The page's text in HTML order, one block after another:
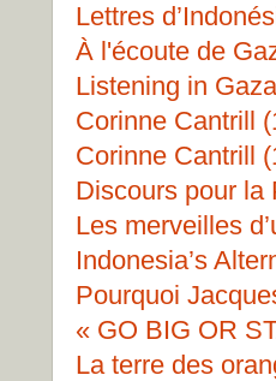
Lettres
À l'écoute de
Listening in Gaza
Corinne Cantrill
Corinne Cantrill
Discours pour la
Les merveilles
Indonesia’s
Pourquoi
« GO BIG OR
La terre des